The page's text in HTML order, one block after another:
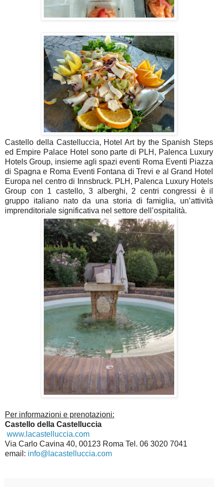
Castello della Castelluccia, Hotel Art by the Spanish Steps
ed Empire Palace Hotel sono parte di PLH, Palenca Luxury
Hotels Group, insieme agli spazi eventi Roma Eventi Piazza
di Spagna e Roma Eventi Fontana di Trevi e al Grand Hotel
Europa nel centro di Innsbruck. PLH, Palenca Luxury Hotels
Group con 1 castello, 3 alberghi, 2 centri congressi è il
gruppo italiano nato da una storia di famiglia, un’attività
imprenditoriale significativa nel settore dell’ospitalità.
Per informazioni e prenotazioni:
Castello della Castelluccia
www.lacastelluccia.com
Via Carlo Cavina 40, 00123 Roma Tel. 06 3020 7041
email: info@lacastelluccia.com